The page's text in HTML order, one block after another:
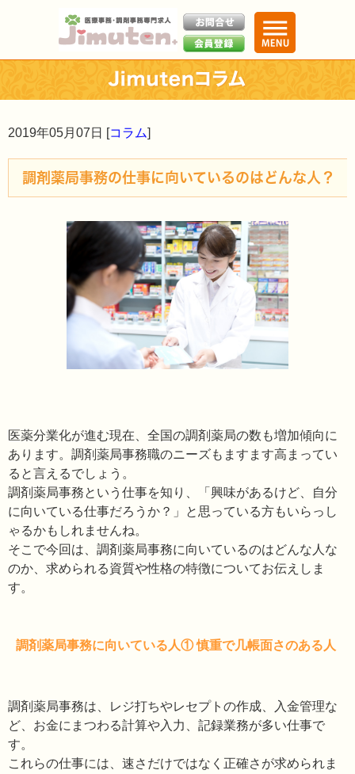
2019年05月07日 [コラム]
調剤薬局事務の仕事に向いているのはどんな人？
医薬分業化が進む現在、全国の調剤薬局の数も増加傾向に
あります。調剤薬局事務職のニーズもますます高まってい
ると言えるでしょう。
調剤薬局事務という仕事を知り、「興味があるけど、自分
に向いている仕事だろうか？」と思っている方もいらっし
ゃるかもしれませんね。
そこで今回は、調剤薬局事務に向いているのはどんな人な
のか、求められる資質や性格の特徴についてお伝えしま
す。
調剤薬局事務に向いている人① 慎重で几帳面さのある人
調剤薬局事務は、レジ打ちやレセプトの作成、入金管理な
ど、お金にまつわる計算や入力、記録業務が多い仕事で
す。
これらの仕事には、速さだけではなく正確さが求められま